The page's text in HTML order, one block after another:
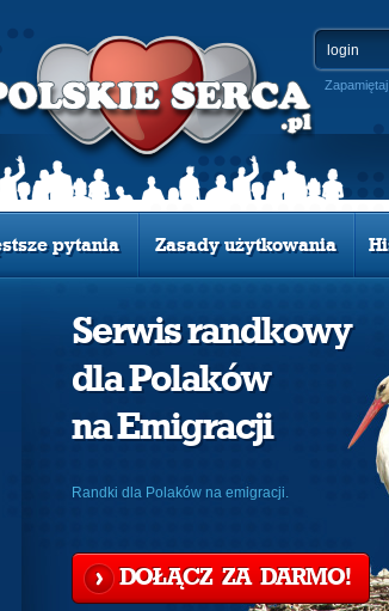
pytania Zasady użytkowania
Serwis randkowy
dla Polaków
na Emigracji
Randki dla Polaków na emigracji.
DOŁĄCZ ZA DARMO!